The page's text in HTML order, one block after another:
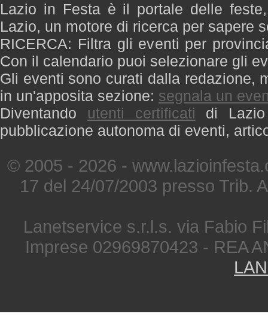
Lazio in Festa è il portale delle
Lazio, un motore di ricerca per sapere
RICERCA: Filtra gli eventi per
Con il calendario puoi selezionare gli
Gli eventi sono curati dalla redazione,
in un'apposita sezione: segnala un
Diventando utenti certificati di
pubblicazione autonoma di eventi,
© 2005 - 2026 -
17 del 24/07/2003 presso Trib.
Lanetservice s.r.l.s. via Fabio
Imprese 02969870423 - REA